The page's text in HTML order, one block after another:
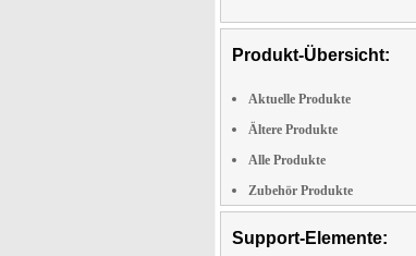
Produkt-Übersicht:
Aktuelle Produkte
Ältere Produkte
Alle Produkte
Zubehör Produkte
Support-Elemente: